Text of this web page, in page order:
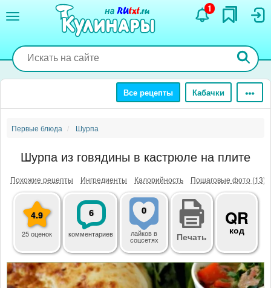
содержанию
1
Все рецепты Кабачки
Первые блюда Шурпа
Шурпа из говядины в кастрюле на плите
Похожие рецепты Ингредиенты Калорийность Пошаговые фото (13)
4.9
25 оценок
6
комментариев
0
лайковв
соцсетях Печать
QR
код